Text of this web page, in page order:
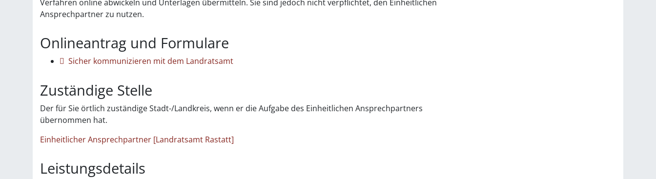
Verfahren online abwickeln und Unterlagen übermitteln. Sie sind jedoch nicht verpflichtet, den Einheitlichen
Ansprechpartner zu nutzen.
Onlineantrag und Formulare
Sicher kommunizieren mit dem Landratsamt
Zuständige Stelle
Der für Sie örtlich zuständige Stadt-/Landkreis, wenn er die Aufgabe des Einheitlichen Ansprechpartners
übernommen hat.
Einheitlicher Ansprechpartner [Landratsamt Rastatt]
Leistungsdetails